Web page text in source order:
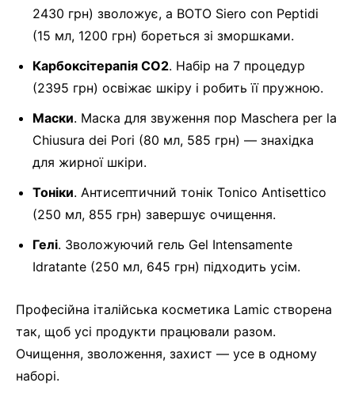
2430 грн) зволожує, а BOTO Siero con Peptidi
(15 мл, 1200 грн) бореться зі зморшками.
Карбоксітерапія CO2. Набір на 7 процедур
(2395 грн) освіжає шкіру і робить її пружною.
Маски. Маска для звуження пор Maschera per la
Chiusura dei Pori (80 мл, 585 грн) — знахідка
для жирної шкіри.
Тоніки. Антисептичний тонік Tonico Antisettico
(250 мл, 855 грн) завершує очищення.
Гелі. Зволожуючий гель Gel Intensamente
Idratante (250 мл, 645 грн) підходить усім.
Професійна італійська косметика Lamic створена
так, щоб усі продукти працювали разом.
Очищення, зволоження, захист — усе в одному
наборі.